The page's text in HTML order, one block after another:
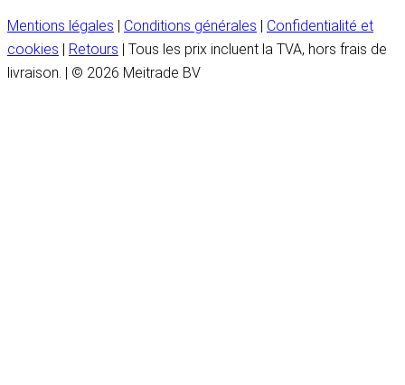
Mentions légales | Conditions générales | Confidentialité et
cookies | Retours | Tous les prix incluent la TVA, hors frais de
livraison. | © 2026 Meitrade BV